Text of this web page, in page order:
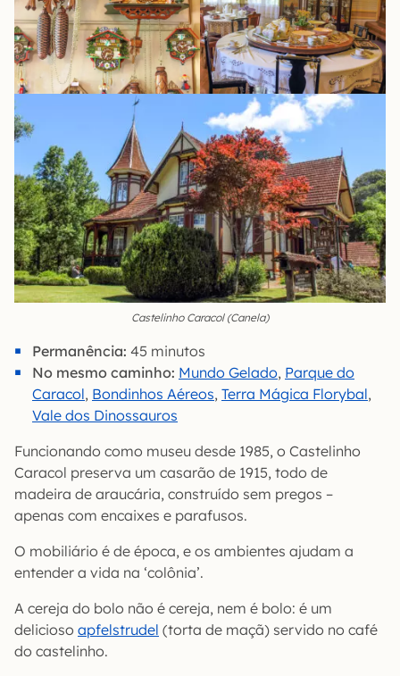
Castelinho Caracol (Canela)
Permanência: 45 minutos
No mesmo caminho: Mundo Gelado, Parque do
Caracol, Bondinhos Aéreos, Terra Mágica Florybal,
Vale dos Dinossauros
Funcionando como museu desde 1985, o Castelinho
Caracol preserva um casarão de 1915, todo de
madeira de araucária, construído sem pregos –
apenas com encaixes e parafusos.
O mobiliário é de época, e os ambientes ajudam a
entender a vida na ‘colônia’.
A cereja do bolo não é cereja, nem é bolo: é um
delicioso apfelstrudel (torta de maçã) servido no café
do castelinho.